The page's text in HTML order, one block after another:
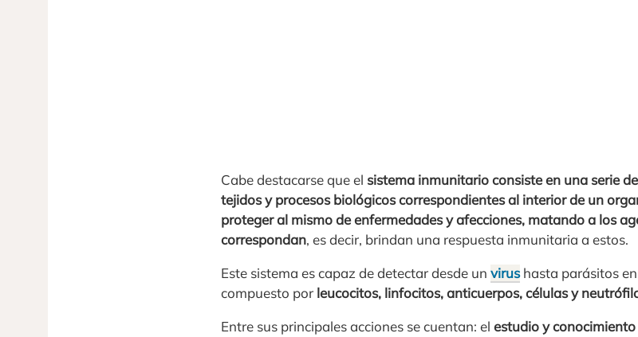
Cabe destacarse que el sistema inmunitario consiste en una serie
tejidos y procesos biológicos correspondientes al interior de un
proteger al mismo de enfermedades y afecciones, matando a los
correspondan, es decir, brindan una respuesta inmunitaria a estos.
Este sistema es capaz de detectar desde un virushasta parásitos
compuesto por leucocitos, linfocitos, anticuerpos, células y
Entre sus principales acciones se cuentan: el estudio y